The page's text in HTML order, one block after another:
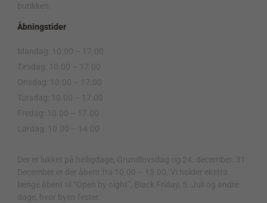
butikken.
Åbningstider
Mandag: 10.00 – 17.00
Tirsdag: 10.00 – 17.00
Onsdag: 10.00 – 17.00
Torsdag: 10.00 – 17.00
Fredag: 10.00 – 17.00
Lørdag: 10.00 – 14.00
Der er lukket på helligdage, Grundlovsdag og 24. december. 31.
December er der åbent fra 10.00 – 13.00. Vi holder ekstra
længe åbent til “Open by night”, Black Friday, 5. Juli og andre
dage, hvor byen fester.